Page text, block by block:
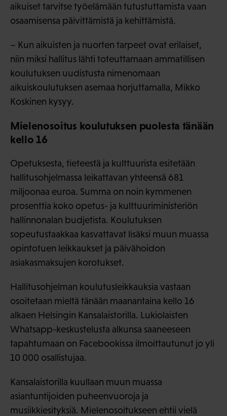
aikuiset tarvitse työelämään tutustuttamista vaan
osaamisensa päivittämistä ja kehittämistä.
– Kun aikuisten ja nuorten tarpeet ovat erilaiset,
niin miksi hallitus lähti toteuttamaan ammatillisen
koulutuksen uudistusta nimenomaan
aikuiskoulutuksen asemaa horjuttamalla, Mikko
Koskinen kysyy.
Mielenosoitus koulutuksen puolesta tänään
kello 16
Opetuksesta, tieteestä ja kulttuurista esitetään
hallitusohjelmassa leikattavan yhteensä 681
miljoonaa euroa. Summa on noin kymmenen
prosenttia koko opetus- ja kulttuuriministeriön
hallinnonalan budjetista. Koulutuksen
sopeutustaakkaa kasvattavat lisäksi muun muassa
opintotuen leikkaukset ja päivähoidon
asiakasmaksujen korotukset.
Hallitusohjelman koulutusleikkauksia vastaan
osoitetaan mieltä tänään maanantaina kello 16
alkaen Helsingin Kansalaistorilla. Lukiolaisten
Whatsapp-keskustelusta alkunsa saaneeseen
tapahtumaan on Facebookissa ilmoittautunut jo yli
10 000 osallistujaa.
Kansalaistorilla kuullaan muun muassa
asiantuntijoiden puheenvuoroja ja
musiikkiesityksiä. Mielenosoitukseen ehtii vielä